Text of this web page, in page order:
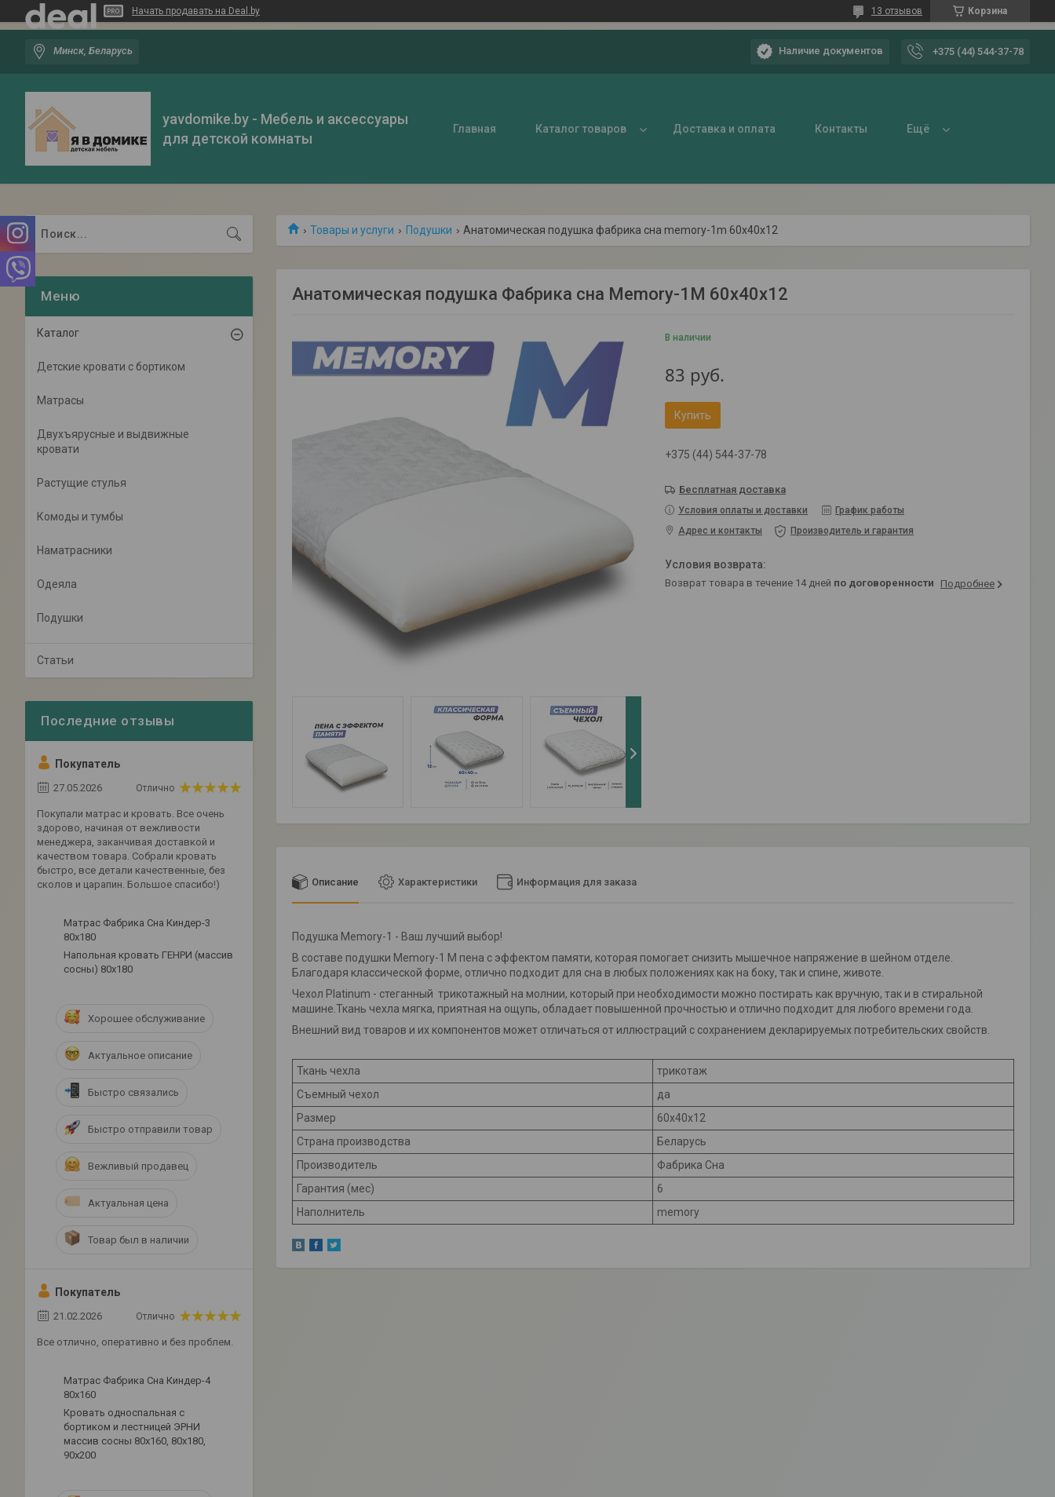
Начать продавать на Deal.by Корзина
13 отзывов
Минск, Беларусь Наличие документов +375 (44) 544-37-78
yavdomike.by - Мебель и аксессуары
для детской комнаты
Главная Каталог товаров Доставка и оплата Контакты Ещё
Товары и услуги Подушки Анатомическая подушка фабрика сна memory-1m 60x40x12
Анатомическая подушка Фабрика сна Memory-1M 60x40x12
В наличии
83 руб.
Купить
+375 (44) 544-37-78
Бесплатная доставка
Условия оплаты и доставки
График работы
Адрес и контакты
Производитель и гарантия
возврат товара в течение 14 дней по договоренности Подробнее
Описание Характеристики Информация для заказа
Подушка Memory-1 - Ваш лучший выбор!
В составе подушки Memory-1 M пена с эффектом памяти, которая помогает снизить мышечное напряжение в шейном отделе.
Благодаря классической форме, отлично подходит для сна в любых положениях как на боку, так и спине, животе.
Чехол Platinum - стеганный трикотажный на молнии, который при необходимости можно постирать как вручную, так и в стиральной
машине.Ткань чехла мягка, приятная на ощупь, обладает повышенной прочностью и отлично подходит для любого времени года.
Внешний вид товаров и их компонентов может отличаться от иллюстраций с сохранением декларируемых потребительских свойств.
Ткань чехла
трикотаж
Съемный чехол
да
Размер
60x40x12
Страна производства
Беларусь
Производитель
Фабрика Сна
Гарантия (мес)
6
Наполнитель
memory
Каталог
Детские кровати с бортиком
Матрасы
Двухъярусные и выдвижные
кровати
Растущие стулья
Комоды и тумбы
Наматрасники
Одеяла
Подушки
Статьи
Покупатель
27.05.2026 Отлично
Покупали матрас и кровать. Все очень
здорово, начиная от вежливости
менеджера, заканчивая доставкой и
качеством товара. Собрали кровать
быстро, все детали качественные, без
сколов и царапин. Большое спасибо!)
Матрас Фабрика Сна Киндер-3
80x180
Напольная кровать ГЕНРИ (массив
сосны) 80х180
Хорошее обслуживание
Актуальное описание
Быстро связались
Быстро отправили товар
Вежливый продавец
Актуальная цена
Товар был в наличии
Покупатель
21.02.2026 Отлично
Все отлично, оперативно и без проблем.
Матрас Фабрика Сна Киндер-4
80x160
Кровать односпальная с
бортиком и лестницей ЭРНИ
массив сосны 80х160, 80х180,
90х200